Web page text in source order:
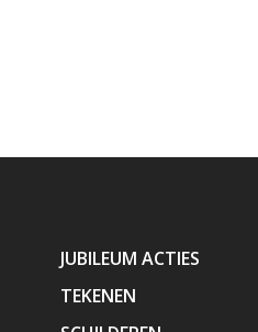
JUBILEUM ACTIES
TEKENEN